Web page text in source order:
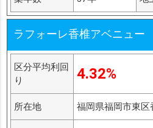
ラフォーレ香椎アベニュー
区分平均利回
り
4.32%
所在地 福岡県福岡市東区